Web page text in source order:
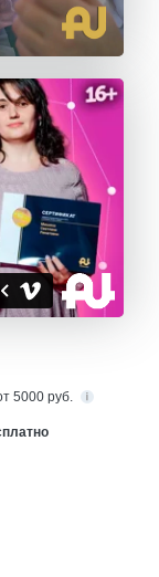
5000 руб.